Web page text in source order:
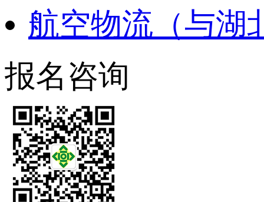
航空物流（与湖
报名咨询